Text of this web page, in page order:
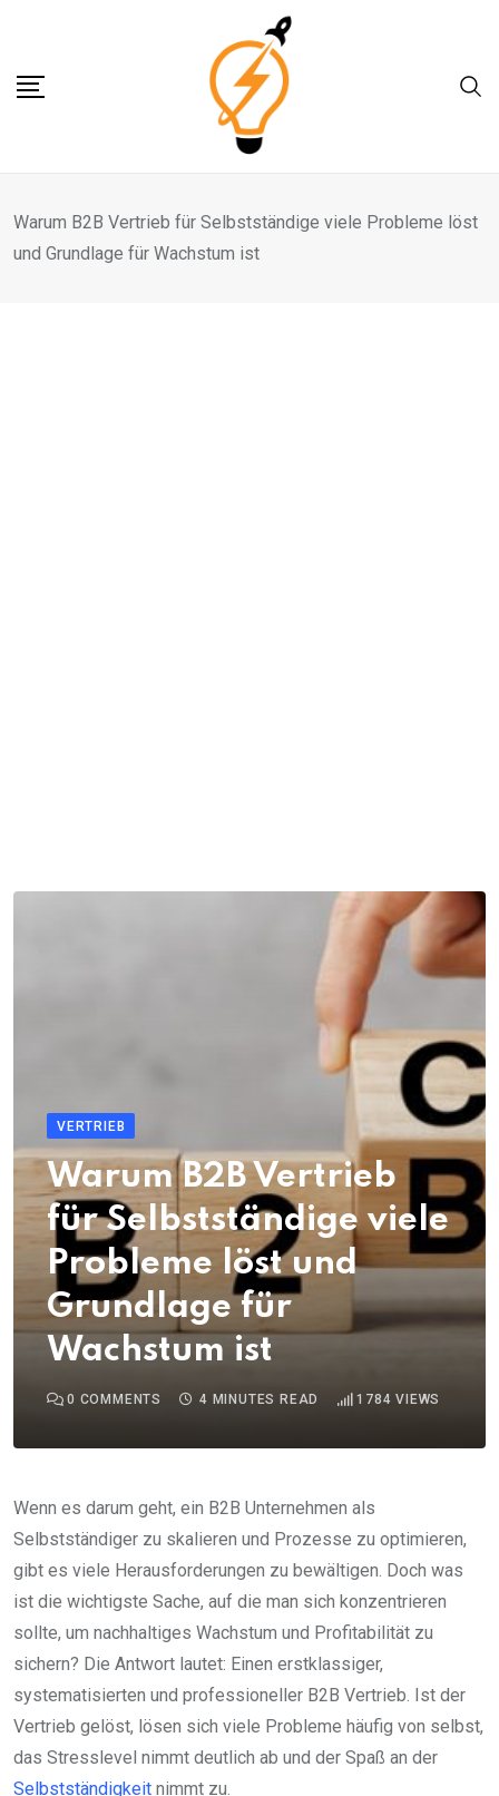
content
Warum B2B Vertrieb für Selbstständige viele Probleme löst
und Grundlage für Wachstum ist
VERTRIEB
Warum B2B Vertrieb
für Selbstständige viele
Probleme löst und
Grundlage für
Wachstum ist
0 COMMENTS 4 MINUTES READ 1784 VIEWS
Wenn es darum geht, ein B2B Unternehmen als
Selbstständiger zu skalieren und Prozesse zu optimieren,
gibt es viele Herausforderungen zu bewältigen. Doch was
ist die wichtigste Sache, auf die man sich konzentrieren
sollte, um nachhaltiges Wachstum und Profitabilität zu
sichern? Die Antwort lautet: Einen erstklassiger,
systematisierten und professioneller B2B Vertrieb. Ist der
Vertrieb gelöst, lösen sich viele Probleme häufig von selbst,
das Stresslevel nimmt deutlich ab und der Spaß an der
Selbstständigkeit nimmt zu.